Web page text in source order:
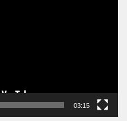
03:15